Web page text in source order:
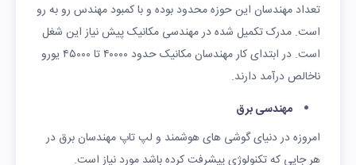
تعداد مهندسان این حوزه محدود بوده و با کمبود مهندس رو به رو
است. مدرک تکمیل شده در مهندسی مکانیک پیش نیاز این شغل
است. در ابتدای کار مهندسان مکانیک حدود ۴۰۰۰۰ تا ۴۵۰۰۰ یورو
ناخالص درآمد دارند.
مهندسی برق
امروزه در دنیای گوشی های هوشمند و لپ تاپ مهندسان برق در
هر جایی که تکنولوژی پیشرفت کرده باشد مورد نیاز است.